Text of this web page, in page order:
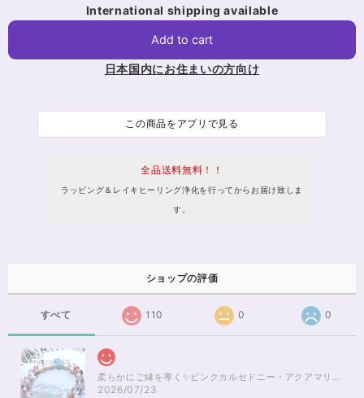
International shipping available
Add to cart
日本国内にお住まいの方向け
この商品をアプリで見る
全品送料無料！！
ラッピング＆レイキヒーリング浄化を行ってからお届け致しま
す。
ショップの評価
すべて 110 0 0
柔らかにご縁を導く✨ピンクカルセドニー・アクアマリンブレスレット16cm
2026/07/23